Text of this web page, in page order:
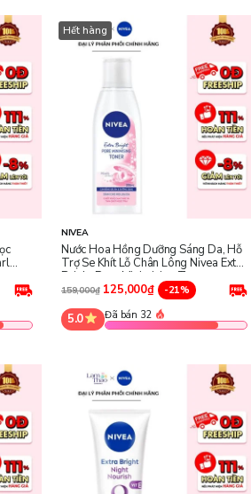
Hết hàng
NIVEA
Nước Hoa Hồng Dưỡng Sáng Da, Hỗ
Trợ Se Khít Lỗ Chân Lông Nivea Extra
Bright Pore Minimising Toner
159,000₫ 125,000₫ -21%
5.0 Đã bán 32